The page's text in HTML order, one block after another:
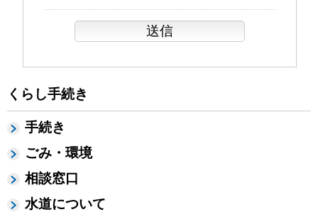
くらし手続き
手続き
ごみ・環境
相談窓口
水道について